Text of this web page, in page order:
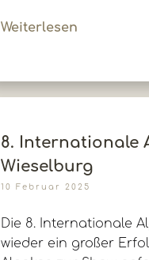
Weiterlesen
8. Internationale
Wieselburg
10 Februar 2025
Die 8. Internationale
wieder ein großer